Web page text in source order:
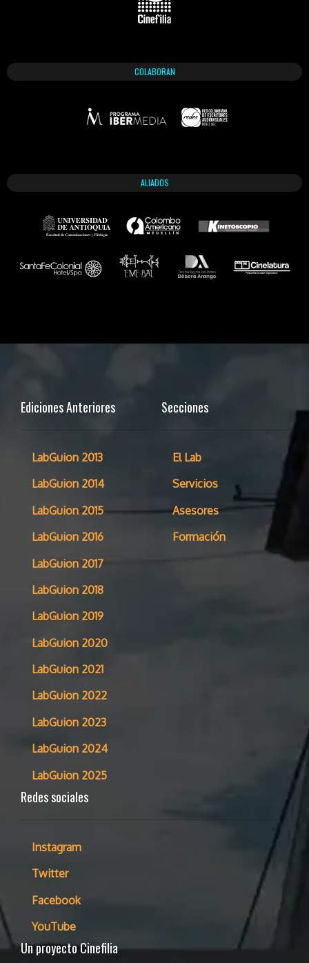
COLABORAN
ALIADOS
Ediciones Anteriores
LabGuion 2013
LabGuion 2014
LabGuion 2015
LabGuion 2016
LabGuion 2017
LabGuion 2018
LabGuion 2019
LabGuion 2020
LabGuion 2021
LabGuion 2022
LabGuion 2023
LabGuion 2024
LabGuion 2025
Secciones
El Lab
Servicios
Asesores
Formación
Redes sociales
Instagram
Twitter
Facebook
YouTube
Un proyecto Cinefilia